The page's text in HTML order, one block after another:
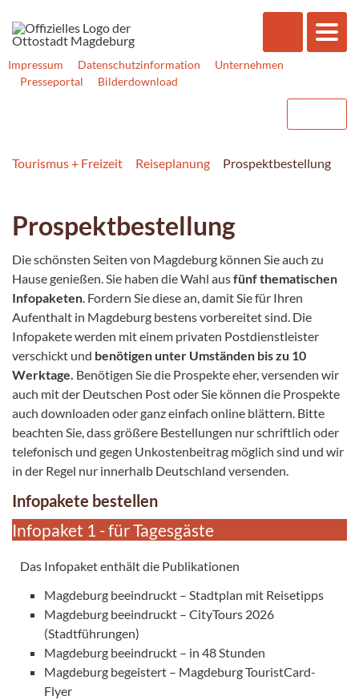
Impressum Datenschutzinformation
Unternehmen
Presseportal
Bilderdownload
Tourismus + Freizeit Reiseplanung Prospektbestellung
Prospektbestellung
Die schönsten Seiten von Magdeburg können Sie auch zu
Hause genießen. Sie haben die Wahl ausfünf thematischen
Infopaketen . Fordern Sie diese an, damit Sie für Ihren
Aufenthalt in Magdeburg bestens vorbereitet sind. Die
Infopakete werden mit einem privaten Postdienstleister
verschickt und benötigen unter Umständen bis zu 10
Werktage. Benötigen Sie die Prospekte eher, versenden wir
auch mit der Deutschen Post oder Sie können die Prospekte
auch downloaden oder ganz einfach online blättern. Bitte
beachten Sie, dass größere Bestellungen nur schriftlich oder
telefonisch und gegen Unkostenbeitrag möglich sind und wir
in der Regel nur innerhalb Deutschland versenden.
Infopakete bestellen
Infopaket 1 - für Tagesgäste
Das Infopaket enthält die Publikationen
Magdeburg beeindruckt – Stadtplan mit Reisetipps
Magdeburg beeindruckt – CityTours 2026
(Stadtführungen)
Magdeburg beeindruckt – in 48 Stunden
Magdeburg begeistert – Magdeburg TouristCard-
Flyer